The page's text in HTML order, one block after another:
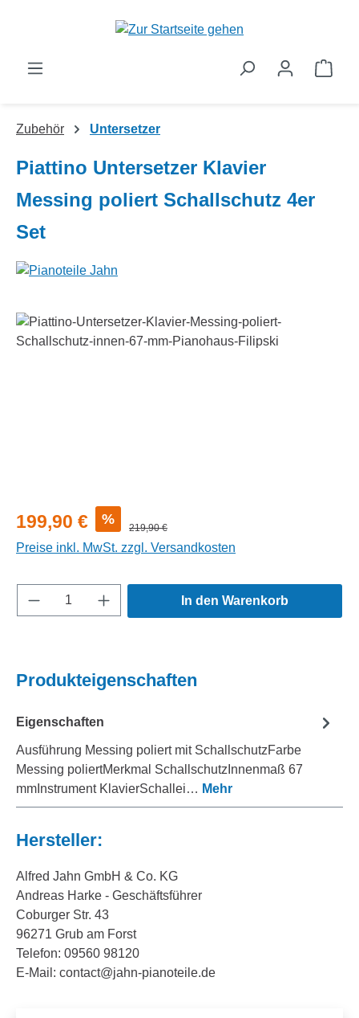
Zum Hauptinhalt springen
Zubehör Untersetzer
Piattino Untersetzer Klavier
Messing poliert Schallschutz 4er
Set
Bildergalerie überspringen
Verkaufspreis:
199,90 € % Regulärer Preis:
219,90 €
Preise inkl. MwSt. zzgl. Versandkosten
Produkt Anzahl: Gib den gewünschten
In den Warenkorb
Produkteigenschaften
Eigenschaften
Ausführung Messing poliert mit SchallschutzFarbe
Messing poliertMerkmal SchallschutzInnenmaß 67
mmInstrument KlavierSchallei… Mehr
Hersteller:
Alfred Jahn GmbH & Co. KG
Andreas Harke - Geschäftsführer
Coburger Str. 43
96271 Grub am Forst
Telefon: 09560 98120
E-Mail: contact@jahn-pianoteile.de